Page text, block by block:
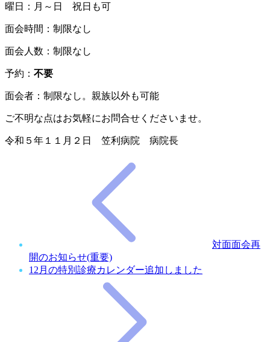
曜日：月～日 祝日も可
面会時間：制限なし
面会人数：制限なし
予約： 不要
面会者：制限なし。親族以外も可能
ご不明な点はお気軽にお問合せくださいませ。
令和５年１１月２日 笠利病院 病院長
対面面会再
開のお知らせ(重要)
12月の特別診療カレンダー追加しました